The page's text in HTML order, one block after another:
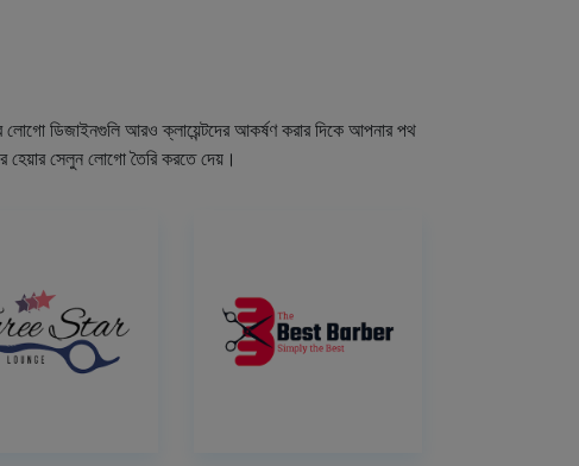
লোগো ডিজাইনগুলি আরও ক্লায়েন্টদের আকর্ষণ করার দিকে আপনার পথ
হেয়ার সেলুন লোগো তৈরি করতে দেয়।